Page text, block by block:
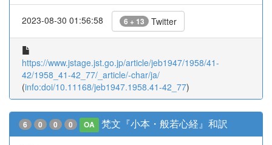
2023-08-30 01:56:58 6 + 13 Twitter
https://www.jstage.jst.go.jp/article/jeb1947/1958/41-
42/1958_41-42_77/_article/-char/ja/
(info:doi/10.11168/jeb1947.1958.41-42_77)
6 0 0 0 OA 梵文『小本・般若心経』和訳